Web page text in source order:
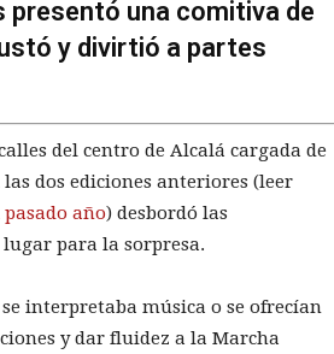
presentó una comitiva de
y divirtió a partes
del centro de Alcalá cargada de
dos ediciones anteriores (leer
año) desbordó las
para la sorpresa.
interpretaba música o se ofrecían
y dar fluidez a la Marcha